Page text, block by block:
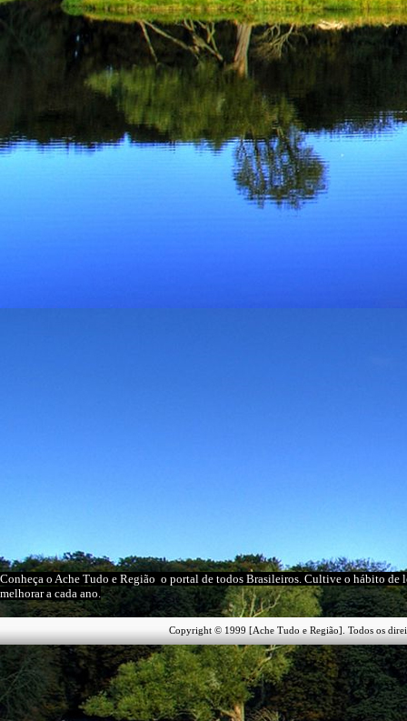
Conheça o Ache Tudo e Região o portal de todos Brasileiros. Cultive o hábito de
melhorar a cada ano.
Copyright © 1999 [Ache Tudo e Região]. Todos os